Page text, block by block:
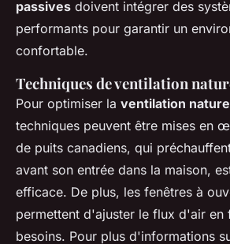
passives doivent intégrer des
performants pour garantir un
confortable.
Techniques de ventilation
Pour optimiser la ventilation
techniques peuvent être mises en
de puits canadiens, qui
avant son entrée dans la maison,
efficace. De plus, les fenêtres à
permettent d'ajuster le flux d'air en
besoins. Pour plus d'informations